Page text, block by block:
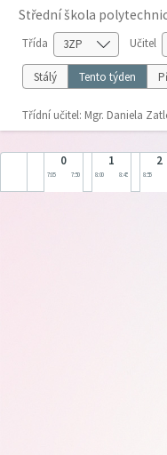
Střední škola
Třída Učitel
Stálý Tento týden
Třídní učitel: Mgr. Daniela
0
7:05 7:50
1
8:00 8:45
2
8:55